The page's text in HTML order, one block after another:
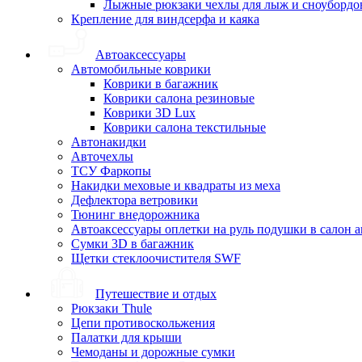
Лыжные рюкзаки чехлы для лыж и
Крепление для виндсерфа и каяка
Автоаксессуары
Автомобильные коврики
Коврики в багажник
Коврики салона резиновые
Коврики 3D Lux
Коврики салона текстильные
Автонакидки
Авточехлы
ТСУ Фаркопы
Накидки меховые и квадраты из меха
Дефлектора ветровики
Тюнинг внедорожника
Автоаксессуары оплетки на руль подушки в салон
Сумки 3D в багажник
Щетки стеклоочистителя SWF
Путешествие и отдых
Рюкзаки Thule
Цепи противоскольжения
Палатки для крыши
Чемоданы и дорожные сумки